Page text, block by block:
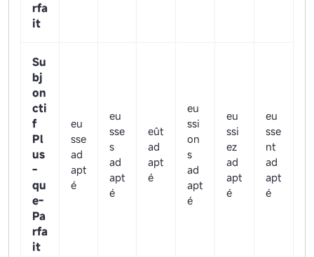
rfa
it
Su
bj
on
cti
f
Pl
us
-
qu
e-
Pa
rfa
it
eu
sse
ad
apt
é
eu
sse
s
ad
apt
é
eût
ad
apt
é
eu
ssi
on
s
ad
apt
é
eu
ssi
ez
ad
apt
é
eu
sse
nt
ad
apt
é